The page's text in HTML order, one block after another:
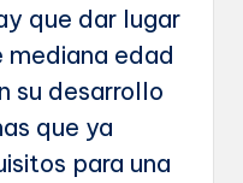
que dar lugar
mediana edad
su desarrollo
que ya
para una